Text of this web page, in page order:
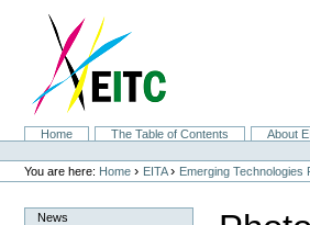
navigation
SectionsHome The Table of Contents About
Personal
tools
You are here: Home › EITA › Emerging Technologies
News